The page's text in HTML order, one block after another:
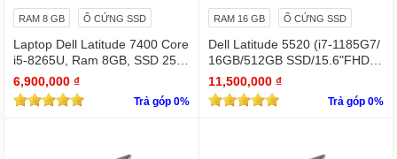
RAM 8 GB Ổ CỨNG SSD
Laptop Dell Latitude 7400 Core
i5-8265U, Ram 8GB, SSD 256
GB, 14 Inch FHD silver
6,900,000 ₫
Trả góp 0%
RAM 16 GB Ổ CỨNG SSD
Dell Latitude 5520 (i7-1185G7/
16GB/512GB SSD/15.6"FHD/Iri
s Xe Graphics/Win11Pro)
11,500,000 ₫
Trả góp 0%